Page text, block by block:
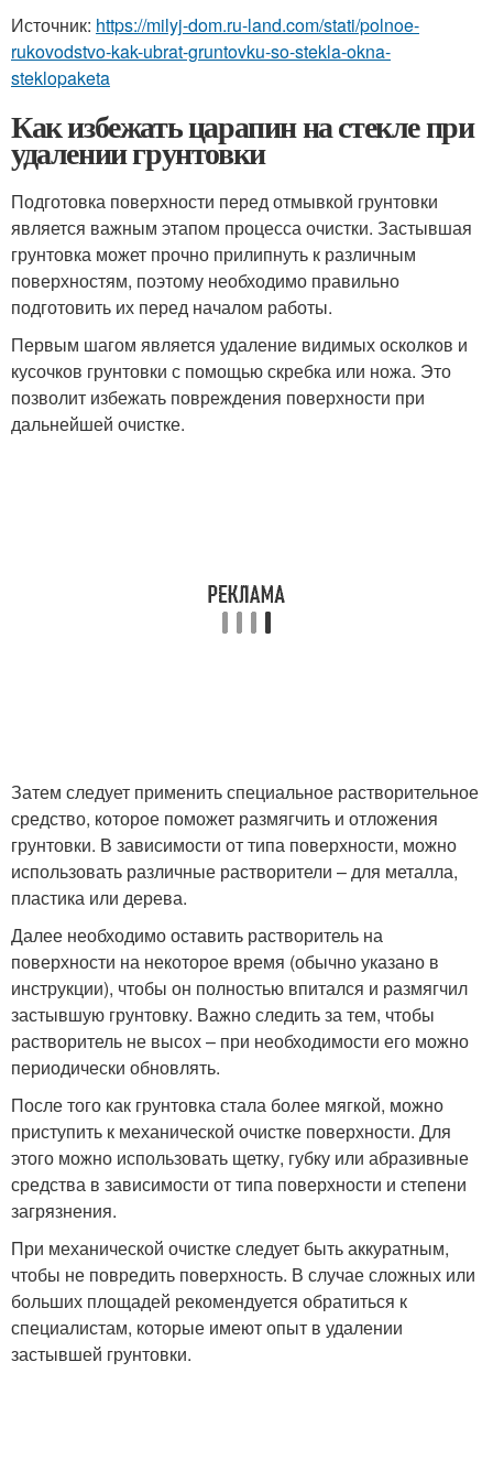
Источник: https://milyj-dom.ru-land.com/stati/polnoe-
rukovodstvo-kak-ubrat-gruntovku-so-stekla-okna-
steklopaketa
Как избежать царапин на стекле при
удалении грунтовки
Подготовка поверхности перед отмывкой грунтовки
является важным этапом процесса очистки. Застывшая
грунтовка может прочно прилипнуть к различным
поверхностям, поэтому необходимо правильно
подготовить их перед началом работы.
Первым шагом является удаление видимых осколков и
кусочков грунтовки с помощью скребка или ножа. Это
позволит избежать повреждения поверхности при
дальнейшей очистке.
Затем следует применить специальное растворительное
средство, которое поможет размягчить и отложения
грунтовки. В зависимости от типа поверхности, можно
использовать различные растворители – для металла,
пластика или дерева.
Далее необходимо оставить растворитель на
поверхности на некоторое время (обычно указано в
инструкции), чтобы он полностью впитался и размягчил
застывшую грунтовку. Важно следить за тем, чтобы
растворитель не высох – при необходимости его можно
периодически обновлять.
После того как грунтовка стала более мягкой, можно
приступить к механической очистке поверхности. Для
этого можно использовать щетку, губку или абразивные
средства в зависимости от типа поверхности и степени
загрязнения.
При механической очистке следует быть аккуратным,
чтобы не повредить поверхность. В случае сложных или
больших площадей рекомендуется обратиться к
специалистам, которые имеют опыт в удалении
застывшей грунтовки.